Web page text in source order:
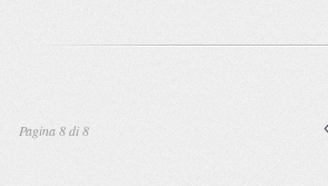
Pagina 8 di 8